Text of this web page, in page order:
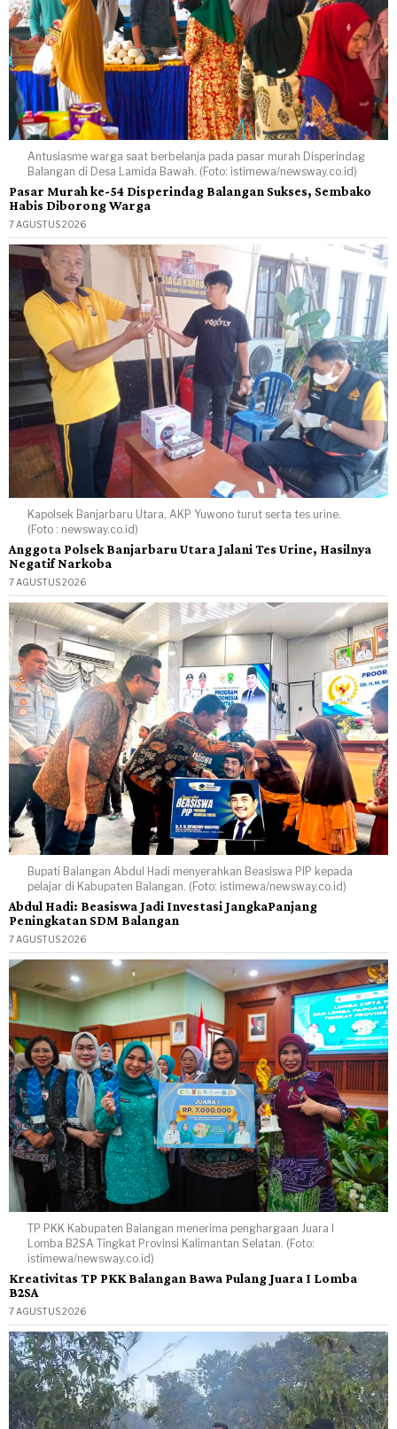
Antusiasme warga saat berbelanja pada pasar murah Disperindag
Balangan di Desa Lamida Bawah. (Foto: istimewa/newsway.co.id)
Pasar Murah ke-54 Disperindag Balangan Sukses, Sembako
Habis Diborong Warga
7 AGUSTUS 2026
Kapolsek Banjarbaru Utara, AKP Yuwono turut serta tes urine.
(Foto : newsway.co.id)
Anggota Polsek Banjarbaru Utara Jalani Tes Urine, Hasilnya
Negatif Narkoba
7 AGUSTUS 2026
Bupati Balangan Abdul Hadi menyerahkan Beasiswa PIP kepada
pelajar di Kabupaten Balangan. (Foto: istimewa/newsway.co.id)
Abdul Hadi: Beasiswa Jadi Investasi JangkaPanjang
Peningkatan SDM Balangan
7 AGUSTUS 2026
TP PKK Kabupaten Balangan menerima penghargaan Juara I
Lomba B2SA Tingkat Provinsi Kalimantan Selatan. (Foto:
istimewa/newsway.co.id)
Kreativitas TP PKK Balangan Bawa Pulang Juara I Lomba
B2SA
7 AGUSTUS 2026